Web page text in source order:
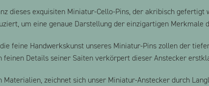
dieses exquisiten Miniatur-Cello-Pins, der akribisch
um eine genaue Darstellung der einzigartigen Merkmale
feine Handwerkskunst unseres Miniatur-Pins zollen der
feinen Details seiner Saiten verkörpert dieser Anstecker
Materialien, zeichnet sich unser Miniatur-Anstecker durch